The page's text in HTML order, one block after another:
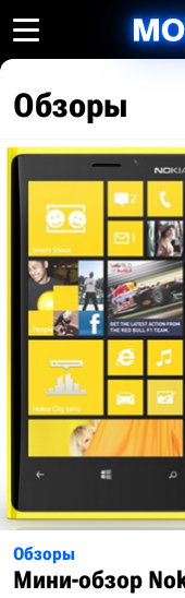
Обзоры
Обзоры
Мини-обзор